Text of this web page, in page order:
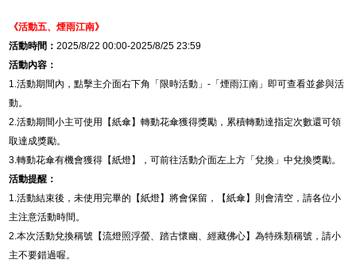
《活動五、煙雨江南》
活動時間：2025/8/22 00:00-2025/8/25 23:59
活動內容：
1.活動期間內，點擊主介面右下角「限時活動」- 「煙雨江南」即可查看並參與活
動。
2.活動期間小主可使用【紙傘】轉動花傘獲得獎勵，累積轉動達指定次數還可領
取達成獎勵。
3.轉動花傘有機會獲得【紙燈】，可前往活動介面左上方「兌換」中兌換獎勵。
活動提醒：
1.活動結束後，未使用完畢的【紙燈】將會保留，【紙傘】則會清空，請各位小
主注意活動時間。
2.本次活動兌換稱號【流燈照浮螢、踏古懷幽、經藏佛心】為特殊類稱號，請小
主不要錯過喔。